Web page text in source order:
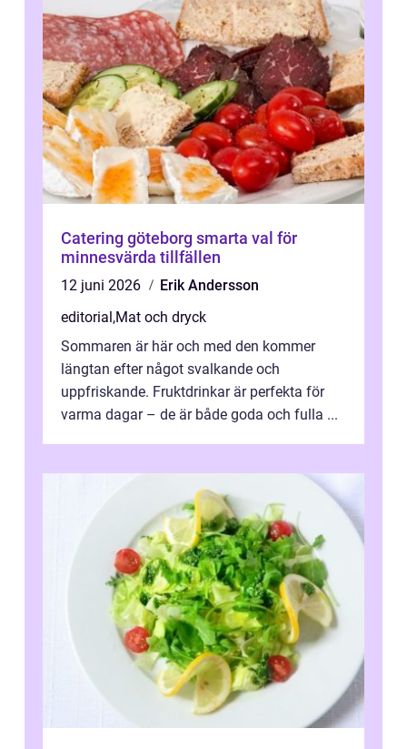
Catering göteborg smarta val för
minnesvärda tillfällen
12 juni 2026
Erik Andersson
editorial,Mat och dryck
Sommaren är här och med den kommer
längtan efter något svalkande och
uppfriskande. Fruktdrinkar är perfekta för
varma dagar – de är både goda och fulla ...